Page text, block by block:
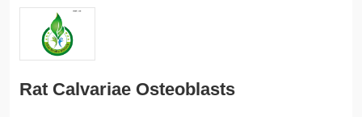
Rat Calvariae Osteoblasts